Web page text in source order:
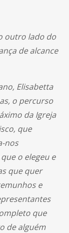
outro lado do
de alcance
Elisabetta
o percurso
da Igreja
que
nos
o elegeu e
que quer
e
que
de alguém